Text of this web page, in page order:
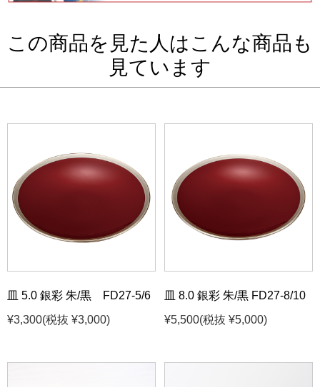
この商品を見た人はこんな商品も
見ています
皿 5.0 銀彩 朱/黒 FD27-5/6
¥3,300(税抜 ¥3,000)
皿 8.0 銀彩 朱/黒 FD27-8/10
¥5,500(税抜 ¥5,000)